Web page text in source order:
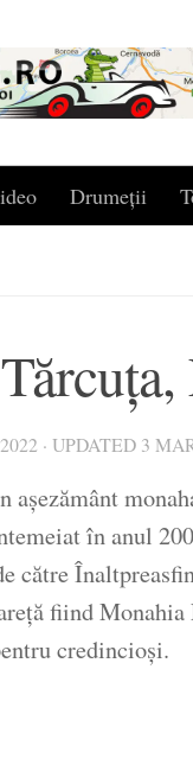
Drumeții
· UPDATED 3
așezământ
în anul
către
fiind
credincioși.